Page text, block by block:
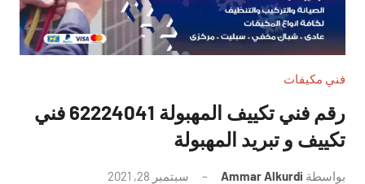
فني مكيفات
رقم فني تكييف المهبولة 62224041 فني
تكييف و تبريد المهبولة
بواسطة Ammar Alkurdi سبتمبر 28, 2021